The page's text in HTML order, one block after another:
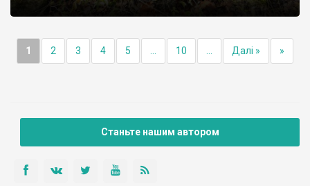
1 2 3 4 5 10 Далі » »
Станьте нашим автором